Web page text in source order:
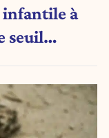
à
seuil